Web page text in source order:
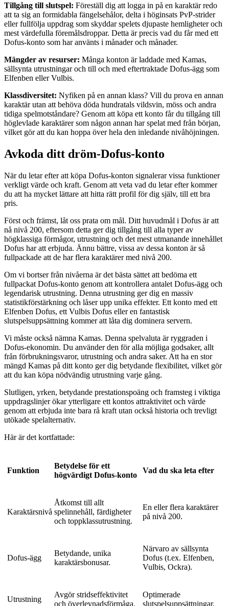
Tillgång till slutspel: Föreställ dig att logga in på en karaktär redo
att ta sig an formidabla fängelsehålor, delta i höginsats PvP-strider
eller fullfölja uppdrag som skyddar spelets djupaste hemligheter och
mest värdefulla föremålsdroppar. Detta är precis vad du får med ett
Dofus-konto som har använts i månader och månader.
Mängder av resurser: Många konton är laddade med Kamas,
sällsynta utrustningar och till och med eftertraktade Dofus-ägg som
Elfenben eller Vulbis.
Klassdiversitet: Nyfiken på en annan klass? Vill du prova en annan
karaktär utan att behöva döda hundratals vildsvin, möss och andra
tidiga spelmotståndare? Genom att köpa ett konto får du tillgång till
höglevlade karaktärer som någon annan har spelat med från början,
vilket gör att du kan hoppa över hela den inledande nivåhöjningen.
Avkoda ditt dröm-Dofus-konto
När du letar efter att köpa Dofus-konton signalerar vissa funktioner
verkligt värde och kraft. Genom att veta vad du letar efter kommer
du att ha mycket lättare att hitta rätt profil för dig själv, till ett bra
pris.
Först och främst, låt oss prata om mål. Ditt huvudmål i Dofus är att
nå nivå 200, eftersom detta ger dig tillgång till alla typer av
högklassiga förmågor, utrustning och det mest utmanande innehållet
Dofus har att erbjuda. Ännu bättre, vissa av dessa konton är så
fullpackade att de har flera karaktärer med nivå 200.
Om vi bortser från nivåerna är det bästa sättet att bedöma ett
fullpackat Dofus-konto genom att kontrollera antalet Dofus-ägg och
legendarisk utrustning. Denna utrustning ger dig en massiv
statistikförstärkning och låser upp unika effekter. Ett konto med ett
Elfenben Dofus, ett Vulbis Dofus eller en fantastisk
slutspelsuppsättning kommer att låta dig dominera servern.
Vi måste också nämna Kamas. Denna spelvaluta är ryggraden i
Dofus-ekonomin. Du använder den för alla möjliga godsaker, allt
från förbrukningsvaror, utrustning och andra saker. Att ha en stor
mängd Kamas på ditt konto ger dig betydande flexibilitet, vilket gör
att du kan köpa nödvändig utrustning varje gång.
Slutligen, yrken, betydande prestationspoäng och framsteg i viktiga
uppdragslinjer ökar ytterligare ett kontos attraktivitet och värde
genom att erbjuda inte bara rå kraft utan också historia och trevligt
utökade spelalternativ.
Här är det kortfattade:
Funktion
Betydelse för ett
högvärdigt Dofus-konto
Vad du ska leta efter
Karaktärsnivå
Åtkomst till allt
spelinnehåll, färdigheter
och toppklassutrustning.
En eller flera karaktärer
på nivå 200.
Dofus-ägg
Betydande, unika
karaktärsbonusar.
Närvaro av sällsynta
Dofus (t.ex. Elfenben,
Vulbis, Ockra).
Utrustning
Avgör stridseffektivitet
och överlevnadsförmåga.
Optimerade
slutspelsuppsättningar.